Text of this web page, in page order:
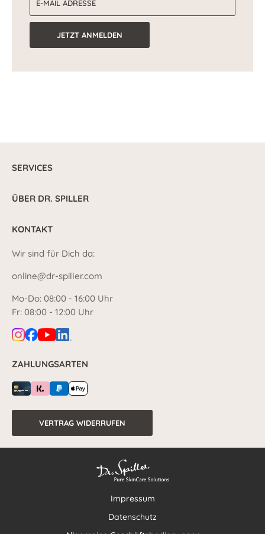
JETZT ANMELDEN
SERVICES
ÜBER DR. SPILLER
KONTAKT
Wir sind für Dich da:
online@dr-spiller.com
Mo-Do: 08:00 - 16:00 Uhr
Fr: 08:00 - 12:00 Uhr
ZAHLUNGSARTEN
VERTRAG WIDERRUFEN
Impressum
Datenschutz